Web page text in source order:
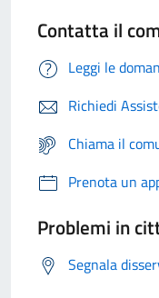
Contatta il
Leggi le
Richiedi
Chiama il
Prenota un
Problemi in
Segnala